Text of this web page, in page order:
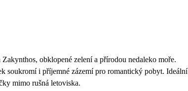
obklopené zelení a přírodou nedaleko moře.
soukromí i příjemné zázemí pro romantický pobyt. Ideální
mimo rušná letoviska.